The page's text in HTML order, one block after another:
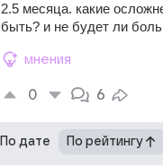
2.5 месяца. какие
быть? и не будет ли
мнения
0 6
По дате По рейтингу